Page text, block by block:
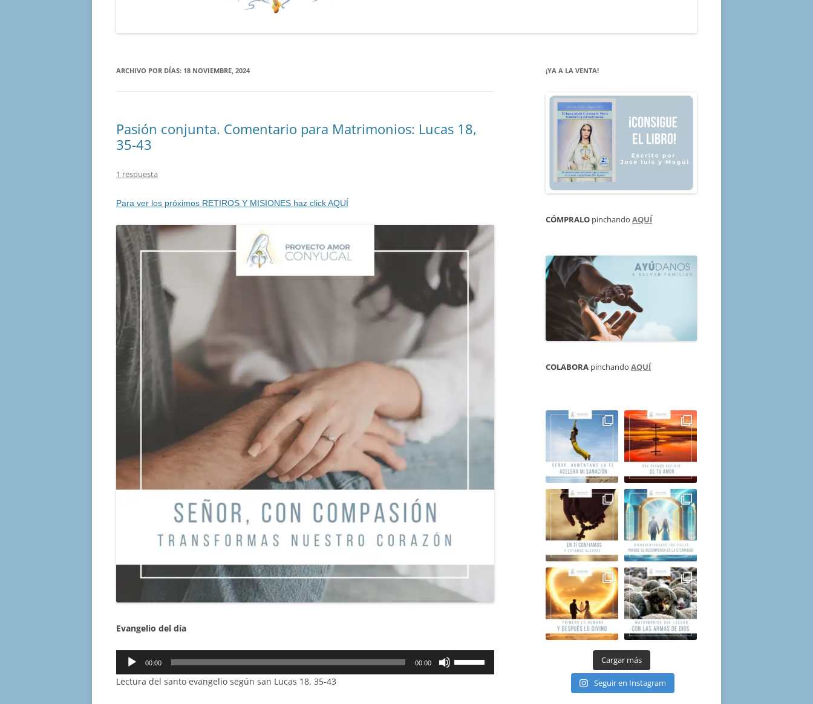
ARCHIVO POR DÍAS: 18 NOVIEMBRE, 2024
Pasión conjunta. Comentario para Matrimonios: Lucas 18,
35-43
1 respuesta
Para ver los próximos RETIROS Y MISIONES haz click AQUÍ
Evangelio del día
Reproductor
audio
00:00 00:00
Lectura del santo evangelio según san Lucas 18, 35-43
¡YA A LA VENTA!
CÓMPRALO pinchando AQUÍ
COLABORA pinchando AQUÍ
Cargar más
Seguir en Instagram